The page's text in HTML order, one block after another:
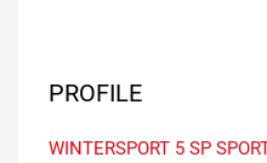
PROFILE
WINTERSPORT 5 SP